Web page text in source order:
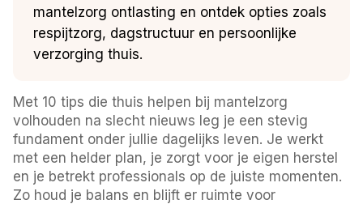
mantelzorg ontlasting en ontdek opties zoals
respijtzorg, dagstructuur en persoonlijke
verzorging thuis.
Met 10 tips die thuis helpen bij mantelzorg
volhouden na slecht nieuws leg je een stevig
fundament onder jullie dagelijks leven. Je werkt
met een helder plan, je zorgt voor je eigen herstel
en je betrekt professionals op de juiste momenten.
Zo houd je balans en blijft er ruimte voor